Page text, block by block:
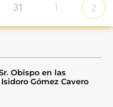
31 1 2
Obispo en las
Gómez Cavero